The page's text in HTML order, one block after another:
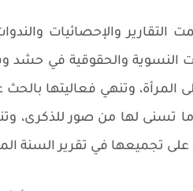
التقارير والإحصائيات
النسوية والحقوقية في حشد
وتنهي فعاليتها
تسنى لها من صور للذكرى،
على تجميعها في تقرير السنة